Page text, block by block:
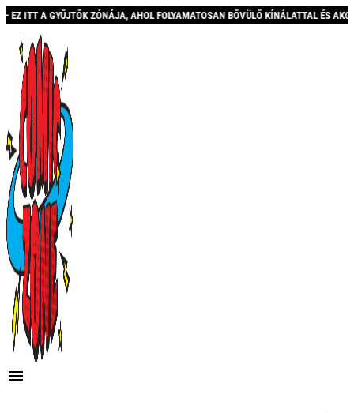
AHOL FOLYAMATOSAN BŐVÜLŐ KÍNÁLATTAL ÉS AKCIÓKKAL VÁRUNK!